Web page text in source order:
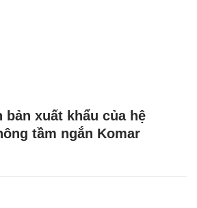
bản xuất khẩu của hệ
tầm ngắn Komar